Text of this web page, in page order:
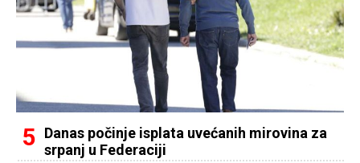
Danas počinje isplata uvećanih mirovina za
srpanj u Federaciji